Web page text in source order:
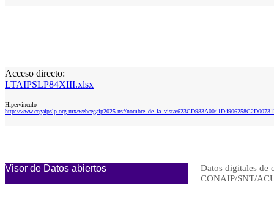
Acceso directo:
LTAIPSLP84XIII.xlsx
Hipervinculo
http://www.cegaipslp.org.mx/webcegaip2025.nsf/nombre_de_la_vista/
Visor de Datos abiertos
Datos digitales de
CONAIP/SNT/